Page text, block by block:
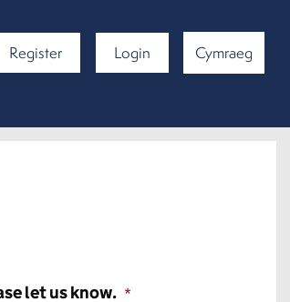
Register Login Cymraeg